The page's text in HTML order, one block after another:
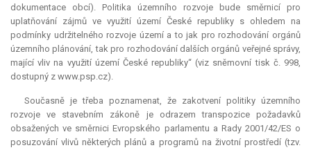
dokumentace obcí). Politika územního rozvoje bude směrnicí pro
uplatňování zájmů ve využití území České republiky s ohledem na
podmínky udržitelného rozvoje území a to jak pro rozhodování orgánů
územního plánování, tak pro rozhodování dalších orgánů veřejné správy,
mající vliv na využití území České republiky“ (viz sněmovní tisk č. 998,
dostupný z www.psp.cz).
Současně je třeba poznamenat, že zakotvení politiky územního
rozvoje ve stavebním zákoně je odrazem transpozice požadavků
obsažených ve směrnici Evropského parlamentu a Rady 2001/42/ES o
posuzování vlivů některých plánů a programů na životní prostředí (tzv.